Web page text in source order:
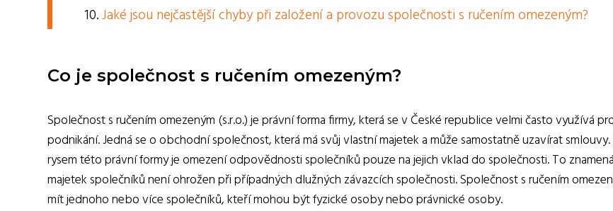
Jaké jsou nejčastější chyby při založení a provozu společnosti s ručením omezeným?
Co je společnost s ručením omezeným?
Společnost s ručením omezeným (s.r.o.) je právní forma firmy, která se v České republice velmi často využívá
podnikání. Jedná se o obchodní společnost, která má svůj vlastní majetek a může samostatně uzavírat
rysem této právní formy je omezení odpovědnosti společníků pouze na jejich vklad do společnosti. To
majetek společníků není ohrožen při případných dlužných závazcích společnosti. Společnost s ručením
mít jednoho nebo více společníků, kteří mohou být fyzické osoby nebo právnické osoby.